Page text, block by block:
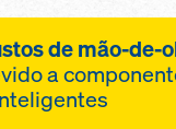
de mão-de-
a